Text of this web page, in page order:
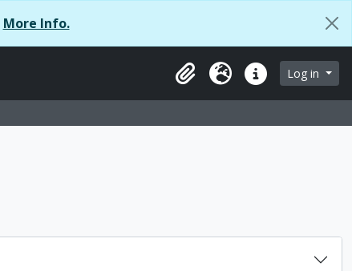
More Info.
ClipboardLanguageQuick linksLog in